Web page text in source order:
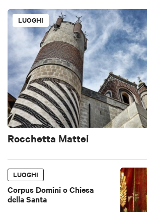
LUOGHI
Rocchetta Mattei
LUOGHI
Corpus Domini o Chiesa
della Santa